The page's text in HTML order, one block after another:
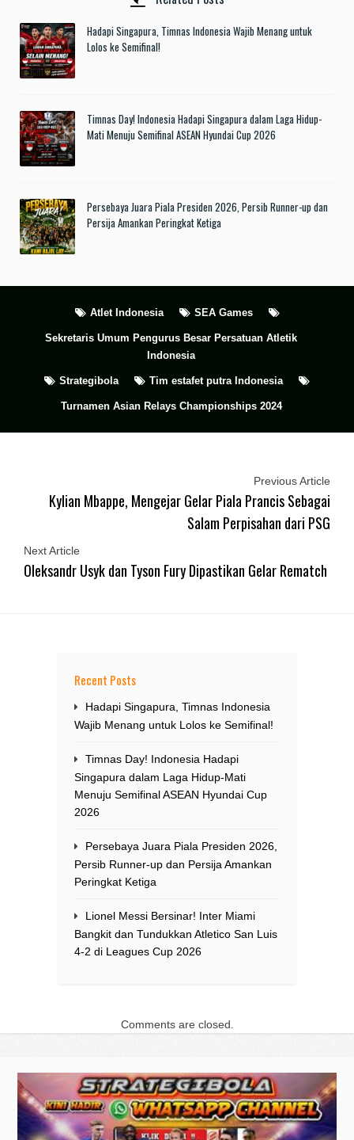
Hadapi Singapura, Timnas Indonesia Wajib Menang untuk
Lolos ke Semifinal!
Timnas Day! Indonesia Hadapi Singapura dalam Laga Hidup-
Mati Menuju Semifinal ASEAN Hyundai Cup 2026
Persebaya Juara Piala Presiden 2026, Persib Runner-up dan
Persija Amankan Peringkat Ketiga
Atlet Indonesia SEA Games
Sekretaris Umum Pengurus Besar Persatuan Atletik
Indonesia
Strategibola Tim estafet putra Indonesia
Turnamen Asian Relays Championships 2024
Previous Article
Kylian Mbappe, Mengejar Gelar Piala Prancis Sebagai
Salam Perpisahan dari PSG
Next Article
Oleksandr Usyk dan Tyson Fury Dipastikan Gelar Rematch
Recent Posts
Hadapi Singapura, Timnas Indonesia
Wajib Menang untuk Lolos ke Semifinal!
Timnas Day! Indonesia Hadapi
Singapura dalam Laga Hidup-Mati
Menuju Semifinal ASEAN Hyundai Cup
2026
Persebaya Juara Piala Presiden 2026,
Persib Runner-up dan Persija Amankan
Peringkat Ketiga
Lionel Messi Bersinar! Inter Miami
Bangkit dan Tundukkan Atletico San Luis
4-2 di Leagues Cup 2026
Comments are closed.